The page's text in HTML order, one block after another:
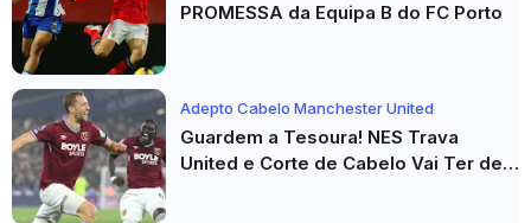
PROMESSA da Equipa B do FC Porto
Adepto Cabelo Manchester United
Guardem a Tesoura! NES Trava
United e Corte de Cabelo Vai Ter de